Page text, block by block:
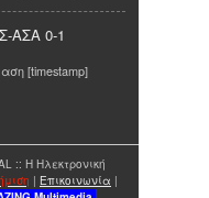
ΑΣΑ 0-1
[timestamp]
:: Η Ηλεκτρονική
| Επικοινωνία |